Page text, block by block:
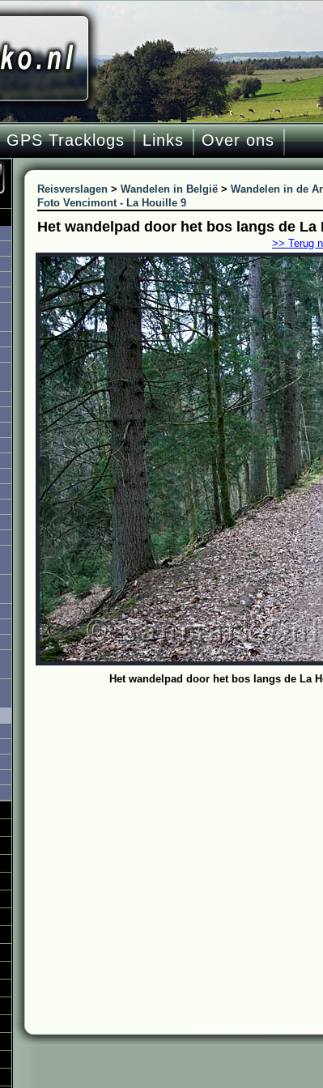
GPS Tracklogs Links Over ons
Reisverslagen > Wandelen in België > Wandelen in de
Foto Vencimont - La Houille 9
Het wandelpad door het bos langs de
>> Terug
Het wandelpad door het bos langs de La